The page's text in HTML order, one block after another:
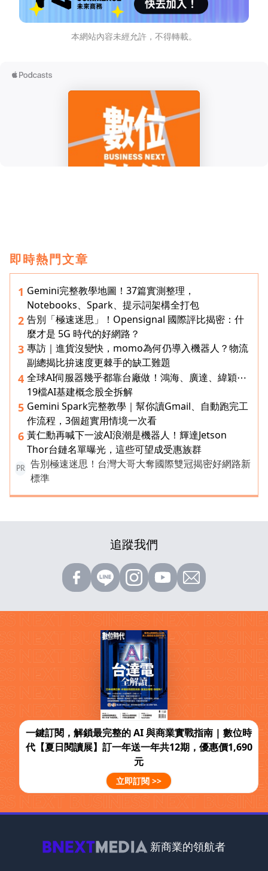
本網站內容未經允許，不得轉載。
即時熱門文章
1 Gemini完整教學地圖！37篇實測整理，
Notebooks、Spark、提示詞架構全打包
2 告別「極速迷思」！Opensignal 國際評比揭密：什
麼才是 5G 時代的好網路？
3 專訪｜進貨沒變快，momo為何仍導入機器人？物流
副總揭比拚速度更棘手的缺工難題
4 全球AI伺服器幾乎都靠台廠做！鴻海、廣達、緯穎⋯
19檔AI基建概念股全拆解
5 Gemini Spark完整教學｜幫你讀Gmail、自動跑完工
作流程，3個超實用情境一次看
6 黃仁勳再喊下一波AI浪潮是機器人！輝達Jetson
Thor台鏈名單曝光，這些可望成受惠族群
PR
告別極速迷思！台灣大哥大奪國際雙冠揭密好網路新
標準
追蹤我們
一鍵訂閱，解鎖最完整的 AI 與商業實戰指南 | 數位時
代【夏日閱讀展】訂一年送一年共12期，優惠價1,690
元
立即訂閱 >>
新商業的領航者